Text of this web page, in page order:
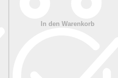
In den Warenkorb